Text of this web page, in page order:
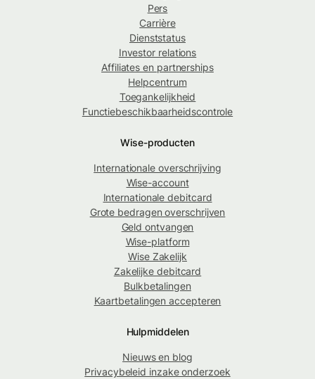
Pers
Carrière
Dienststatus
Investor relations
Affiliates en partnerships
Helpcentrum
Toegankelijkheid
Functiebeschikbaarheidscontrole
Wise-producten
Internationale overschrijving
Wise-account
Internationale debitcard
Grote bedragen overschrijven
Geld ontvangen
Wise-platform
Wise Zakelijk
Zakelijke debitcard
Bulkbetalingen
Kaartbetalingen accepteren
Hulpmiddelen
Nieuws en blog
Privacybeleid inzake onderzoek